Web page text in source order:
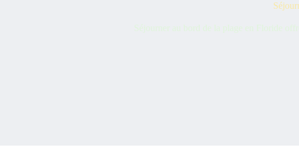
Séjourner au bord de la plage en Floride